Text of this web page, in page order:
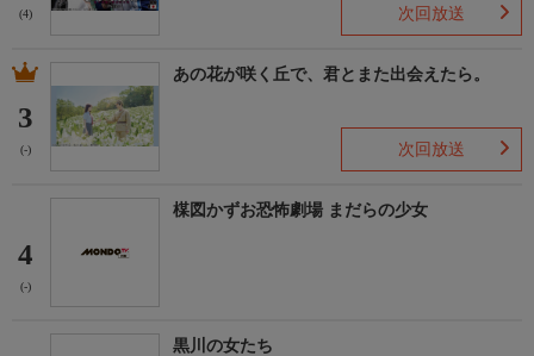
(4) 次回放送
3
(-)
あの花が咲く丘で、君とまた出会えたら。
次回放送
4
(-)
楳図かずお恐怖劇場 まだらの少女
黒川の女たち